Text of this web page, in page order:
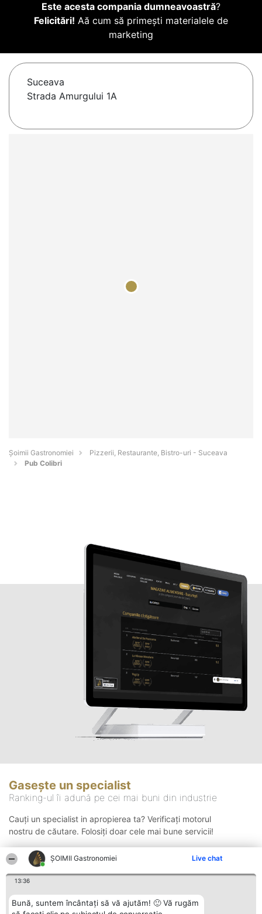
ȘOIMII Gastronomiei Live chat
13:36
Bună, suntem încântați să vă ajutăm! 🙂 Vă rugăm
Este acesta compania dumneavoastră?
Felicitări! Aă cum să primești materialele de
marketing
Suceava
Strada Amurgului 1A
Șoimii Gastronomiei
Pizzerii, Restaurante, Bistro-uri - Suceava
Pub Colibri
Gasește un specialist
Ranking-ul îi adună pe cei mai buni din industrie
Cauți un specialist in apropierea ta? Verificați motorul
nostru de căutare. Folosiți doar cele mai bune servicii!